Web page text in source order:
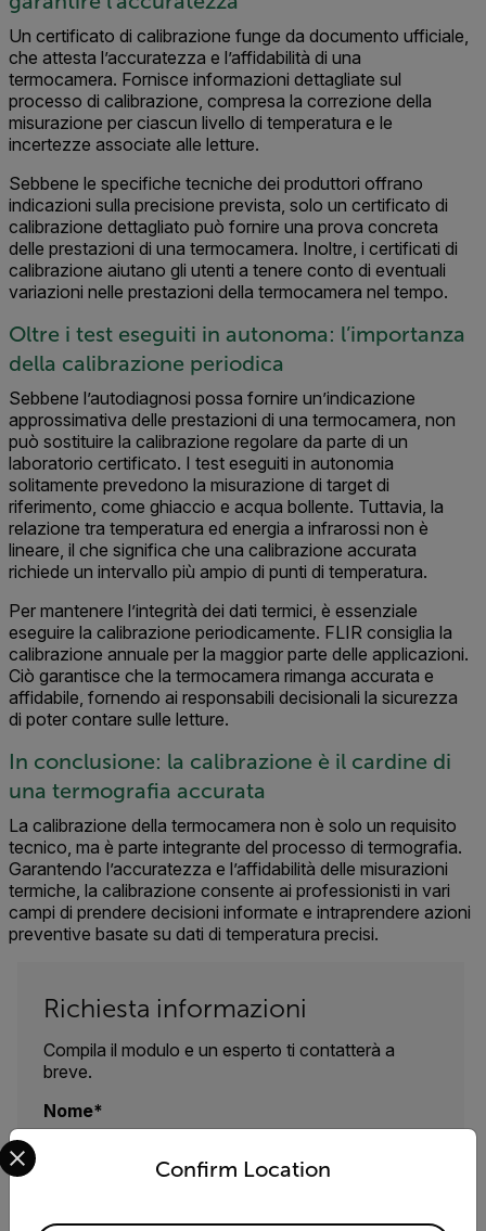
Un certificato di calibrazione funge da documento ufficiale,
che attesta l’accuratezza e l’affidabilità di una
termocamera. Fornisce informazioni dettagliate sul
processo di calibrazione, compresa la correzione della
misurazione per ciascun livello di temperatura e le
incertezze associate alle letture.
Sebbene le specifiche tecniche dei produttori offrano
indicazioni sulla precisione prevista, solo un certificato di
calibrazione dettagliato può fornire una prova concreta
delle prestazioni di una termocamera. Inoltre, i certificati di
calibrazione aiutano gli utenti a tenere conto di eventuali
variazioni nelle prestazioni della termocamera nel tempo.
Oltre i test eseguiti in autonoma: l’importanza
della calibrazione periodica
Sebbene l’autodiagnosi possa fornire un’indicazione
approssimativa delle prestazioni di una termocamera, non
può sostituire la calibrazione regolare da parte di un
laboratorio certificato. I test eseguiti in autonomia
solitamente prevedono la misurazione di target di
riferimento, come ghiaccio e acqua bollente. Tuttavia, la
relazione tra temperatura ed energia a infrarossi non è
lineare, il che significa che una calibrazione accurata
richiede un intervallo più ampio di punti di temperatura.
Per mantenere l’integrità dei dati termici, è essenziale
eseguire la calibrazione periodicamente. FLIR consiglia la
calibrazione annuale per la maggior parte delle applicazioni.
Ciò garantisce che la termocamera rimanga accurata e
affidabile, fornendo ai responsabili decisionali la sicurezza
di poter contare sulle letture.
In conclusione: la calibrazione è il cardine di
una termografia accurata
La calibrazione della termocamera non è solo un requisito
tecnico, ma è parte integrante del processo di termografia.
Garantendo l’accuratezza e l’affidabilità delle misurazioni
termiche, la calibrazione consente ai professionisti in vari
campi di prendere decisioni informate e intraprendere azioni
preventive basate su dati di temperatura precisi.
Richiesta informazioni
Compila il modulo e un esperto ti contatterà a
breve.
Nome
Confirm Location
Select your preferred country and language from the